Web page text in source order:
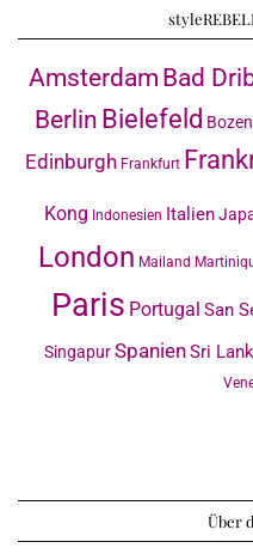
Amsterdam Bad
Berlin Bielefeld Bozen
Edinburgh Frankfurt
Kong Indonesien Italien
London Mailand
Paris Portugal San
SingapurSpanienSri
Über